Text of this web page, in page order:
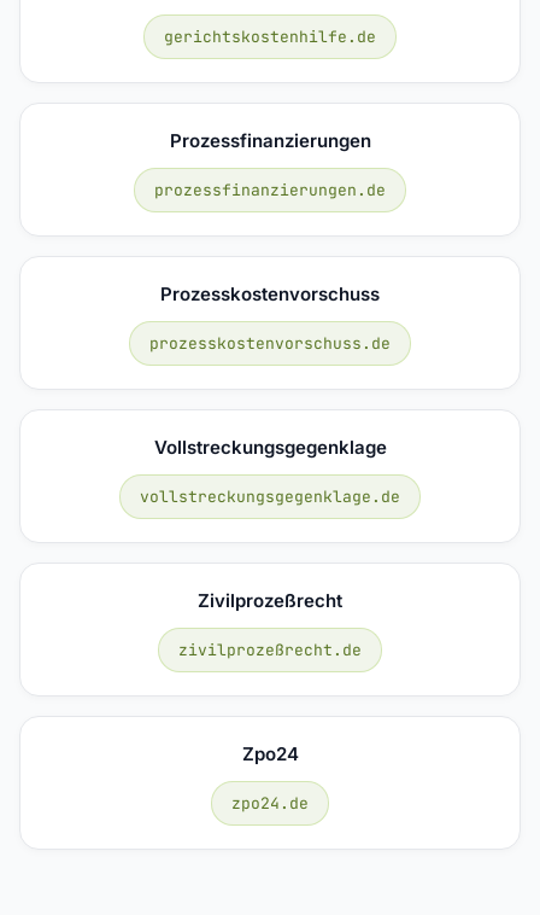
gerichtskostenhilfe.de
Prozessfinanzierungen
prozessfinanzierungen.de
Prozesskostenvorschuss
prozesskostenvorschuss.de
Vollstreckungsgegenklage
vollstreckungsgegenklage.de
Zivilprozeßrecht
zivilprozeßrecht.de
Zpo24
zpo24.de